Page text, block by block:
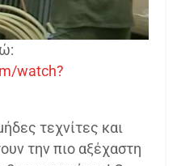
watch?
τεχνίτες και
την πιο αξέχαστη